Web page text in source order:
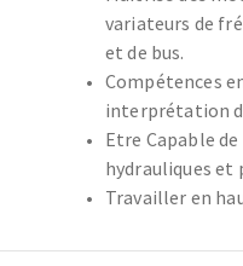
variateurs de
et de bus.
Compétences
interprétation
Etre Capable
hydrauliques et
Travailler en